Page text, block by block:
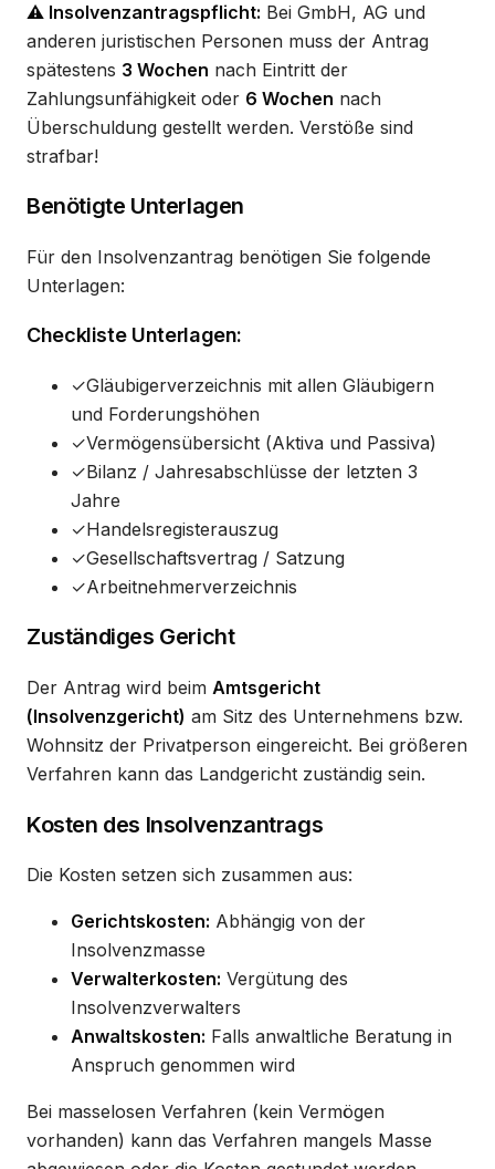
⚠️ Insolvenzantragspflicht: Bei GmbH, AG und
anderen juristischen Personen muss der Antrag
spätestens 3 Wochen nach Eintritt der
Zahlungsunfähigkeit oder 6 Wochen nach
Überschuldung gestellt werden. Verstöße sind
strafbar!
Benötigte Unterlagen
Für den Insolvenzantrag benötigen Sie folgende
Unterlagen:
Checkliste Unterlagen:
✓Gläubigerverzeichnis mit allen Gläubigern
und Forderungshöhen
✓Vermögensübersicht (Aktiva und Passiva)
✓Bilanz / Jahresabschlüsse der letzten 3
Jahre
✓Handelsregisterauszug
✓Gesellschaftsvertrag / Satzung
✓Arbeitnehmerverzeichnis
Zuständiges Gericht
Der Antrag wird beim Amtsgericht
(Insolvenzgericht) am Sitz des Unternehmens bzw.
Wohnsitz der Privatperson eingereicht. Bei größeren
Verfahren kann das Landgericht zuständig sein.
Kosten des Insolvenzantrags
Die Kosten setzen sich zusammen aus:
Gerichtskosten: Abhängig von der
Insolvenzmasse
Verwalterkosten: Vergütung des
Insolvenzverwalters
Anwaltskosten: Falls anwaltliche Beratung in
Anspruch genommen wird
Bei masselosen Verfahren (kein Vermögen
vorhanden) kann das Verfahren mangels Masse